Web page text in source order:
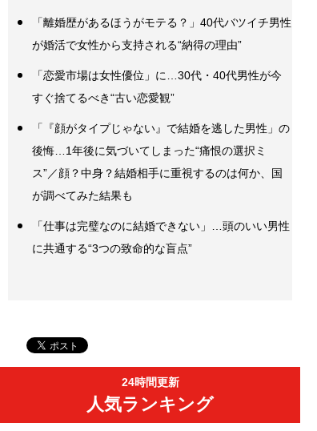
「離婚歴があるほうがモテる？」40代バツイチ男性
が婚活で女性から支持される“納得の理由”
「恋愛市場は女性優位」に…30代・40代男性が今
すぐ捨てるべき“古い恋愛観”
「『顔がタイプじゃない』で結婚を逃した男性」の
後悔…1年後に気づいてしまった“痛恨の選択ミ
ス”／顔？中身？結婚相手に重視するのは何か、国
が調べてみた結果も
「仕事は完璧なのに結婚できない」…頭のいい男性
に共通する“3つの致命的な盲点”
24時間更新
人気ランキング